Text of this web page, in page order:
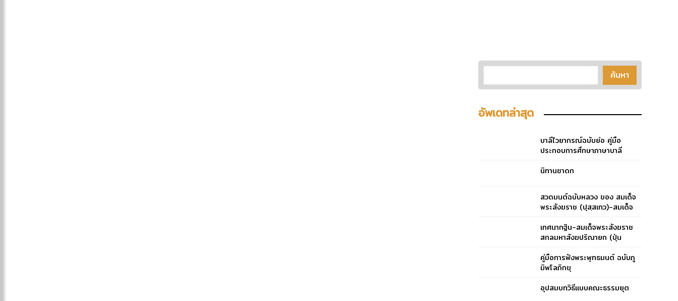
อัพเดทล่าสุด
บาลีไวยากรณ์ฉบับย่อ คู่มือ
ประกอบการศึกษาภาษาบาลี
๓
นิทานชาดก
สวดมนต์ฉบับหลวง ของ สมเด็จ
พระสังฆราช (ปุสฺสเทว)-สมเด็จ
เทศนากฐิน-สมเด็จพระสังฆราช
สกลมหาสังฆปริณายก (ปุ่น
คู่มือการฟังพระพุทธมนต์ ฉบับภู
มิพโลภิกขุ
อุปสมบทวิธีแบบคณะธรรมยุต